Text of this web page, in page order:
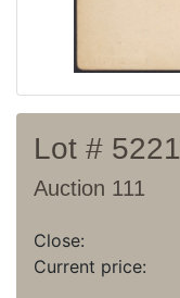
Lot #
Auction 111
Close:
Current price: